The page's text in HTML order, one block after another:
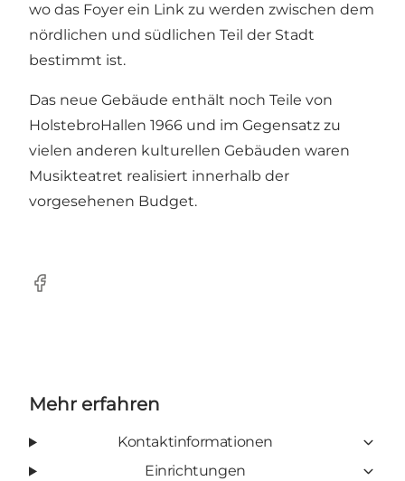
wo das Foyer ein Link zu werden zwischen dem
nördlichen und südlichen Teil der Stadt
bestimmt ist.
Das neue Gebäude enthält noch Teile von
HolstebroHallen 1966 und im Gegensatz zu
vielen anderen kulturellen Gebäuden waren
Musikteatret realisiert innerhalb der
vorgesehenen Budget.
Facebook
Mehr erfahren
Kontaktinformationen
Einrichtungen